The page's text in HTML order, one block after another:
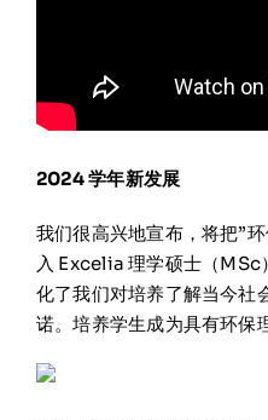
2024 学年新发展
我们很高兴地宣布，将把”
入 Excelia 理学硕士（MSc
化了我们对培养了解当今社
诺。培养学生成为具有环保